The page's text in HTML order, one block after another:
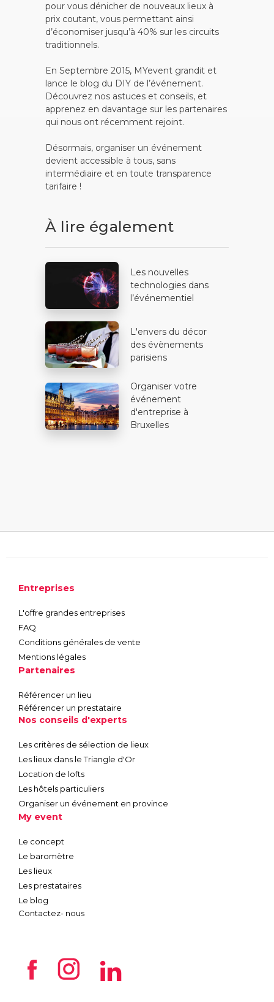
pour vous dénicher de nouveaux lieux à
prix coutant, vous permettant ainsi
d’économiser jusqu’à 40% sur les circuits
traditionnels.
En Septembre 2015, MYevent grandit et
lance le blog du DIY de l’événement.
Découvrez nos astuces et conseils, et
apprenez en davantage sur les partenaires
qui nous ont récemment rejoint.
Désormais, organiser un événement
devient accessible à tous, sans
intermédiaire et en toute transparence
tarifaire !
À lire également
Les nouvelles
technologies dans
l’événementiel
L'envers du décor
des évènements
parisiens
Organiser votre
événement
d'entreprise à
Bruxelles
Entreprises
L'offre grandes entreprises
FAQ
Conditions générales de vente
Mentions légales
Partenaires
Référencer un lieu
Référencer un prestataire
Nos conseils d'experts
Les critères de sélection de lieux
Les lieux dans le Triangle d'Or
Location de lofts
Les hôtels particuliers
Organiser un événement en province
My event
Le concept
Le baromètre
Les lieux
Les prestataires
Le blog
Contactez- nous